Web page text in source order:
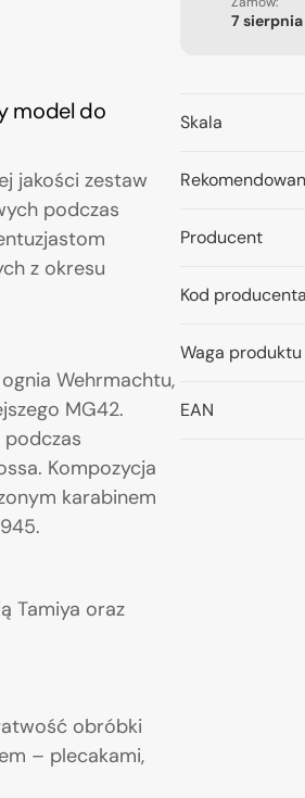
model do
jakości zestaw
podczas
z okresu
Wehrmachtu,
MG42.
Kompozycja
karabinem
Tamiya oraz
obróbki
– plecakami,
7 sierpnia
Skala
Producent
Kod producenta
Waga produktu
EAN